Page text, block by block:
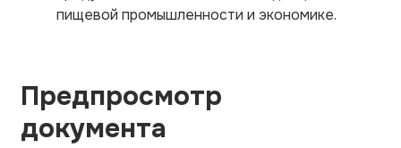
пищевой промышленности и экономике.
Предпросмотр
документа